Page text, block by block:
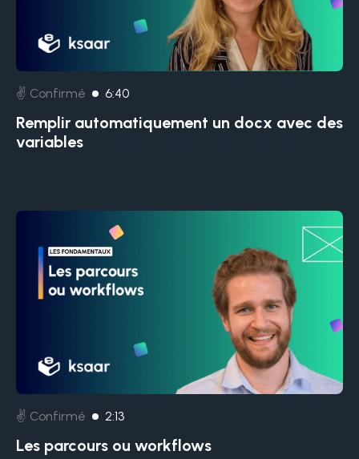
✌️ Confirmé 6:40
Remplir automatiquement un docx avec des
variables
✌️ Confirmé 2:13
Les parcours ou workflows